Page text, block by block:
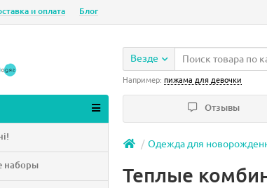
и оплата Блог
Везде
Например: пижама для девочки
Отзывы
наборы
Одежда для
Теплые